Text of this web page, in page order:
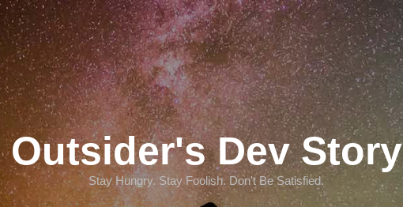
Outsider's Dev Story
Stay Hungry. Stay Foolish. Don't Be Satisfied.